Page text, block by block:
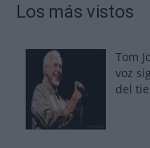
Los más vistos
Tom
voz
del